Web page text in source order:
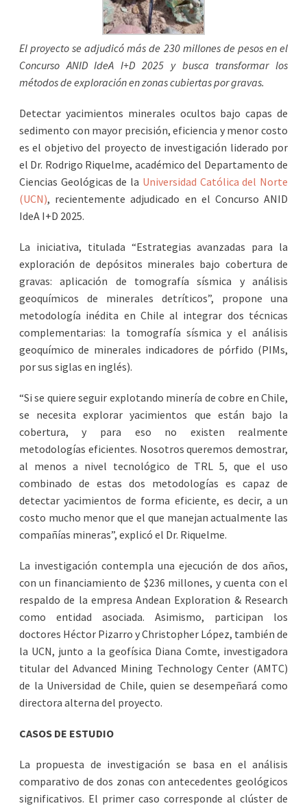
El proyecto se adjudicó más de 230 millones de pesos en el
Concurso ANID IdeA I+D 2025 y busca transformar los
métodos de exploración en zonas cubiertas por gravas.
Detectar yacimientos minerales ocultos bajo capas de
sedimento con mayor precisión, eficiencia y menor costo
es el objetivo del proyecto de investigación liderado por
el Dr. Rodrigo Riquelme, académico del Departamento de
Ciencias Geológicas de la Universidad Católica del Norte
(UCN), recientemente adjudicado en el Concurso ANID
IdeA I+D 2025.
La iniciativa, titulada “Estrategias avanzadas para la
exploración de depósitos minerales bajo cobertura de
gravas: aplicación de tomografía sísmica y análisis
geoquímicos de minerales detríticos”, propone una
metodología inédita en Chile al integrar dos técnicas
complementarias: la tomografía sísmica y el análisis
geoquímico de minerales indicadores de pórfido (PIMs,
por sus siglas en inglés).
“Si se quiere seguir explotando minería de cobre en Chile,
se necesita explorar yacimientos que están bajo la
cobertura, y para eso no existen realmente
metodologías eficientes. Nosotros queremos demostrar,
al menos a nivel tecnológico de TRL 5, que el uso
combinado de estas dos metodologías es capaz de
detectar yacimientos de forma eficiente, es decir, a un
costo mucho menor que el que manejan actualmente las
compañías mineras”, explicó el Dr. Riquelme.
La investigación contempla una ejecución de dos años,
con un financiamiento de $236 millones, y cuenta con el
respaldo de la empresa Andean Exploration & Research
como entidad asociada. Asimismo, participan los
doctores Héctor Pizarro y Christopher López, también de
la UCN, junto a la geofísica Diana Comte, investigadora
titular del Advanced Mining Technology Center (AMTC)
de la Universidad de Chile, quien se desempeñará como
directora alterna del proyecto.
CASOS DE ESTUDIO
La propuesta de investigación se basa en el análisis
comparativo de dos zonas con antecedentes geológicos
significativos. El primer caso corresponde al clúster de